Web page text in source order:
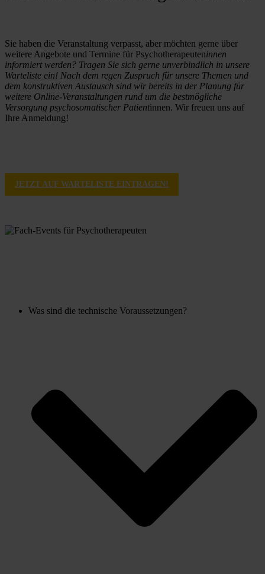
Sie haben die Veranstaltung verpasst, aber möchten gerne über
weitere Angebote und Termine für Psychotherapeuteninnen
informiert werden? Tragen Sie sich gerne unverbindlich in unsere
Warteliste ein! Nach dem regen Zuspruch für unsere Themen und
dem konstruktiven Austausch sind wir bereits in der Planung für
weitere Online-Veranstaltungen rund um die bestmögliche
Versorgung psychosomatischer Patientinnen. Wir freuen uns auf
Ihre Anmeldung!
JETZT AUF WARTELISTE EINTRAGEN!
Was sind die technische Voraussetzungen?